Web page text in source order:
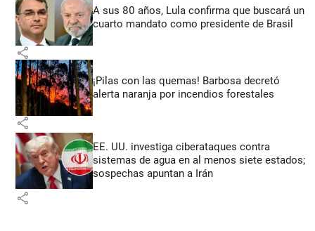
A sus 80 años, Lula confirma que buscará un
cuarto mandato como presidente de Brasil
share
¡Pilas con las quemas! Barbosa decretó
alerta naranja por incendios forestales
share
EE. UU. investiga ciberataques contra
sistemas de agua en al menos siete estados;
sospechas apuntan a Irán
share